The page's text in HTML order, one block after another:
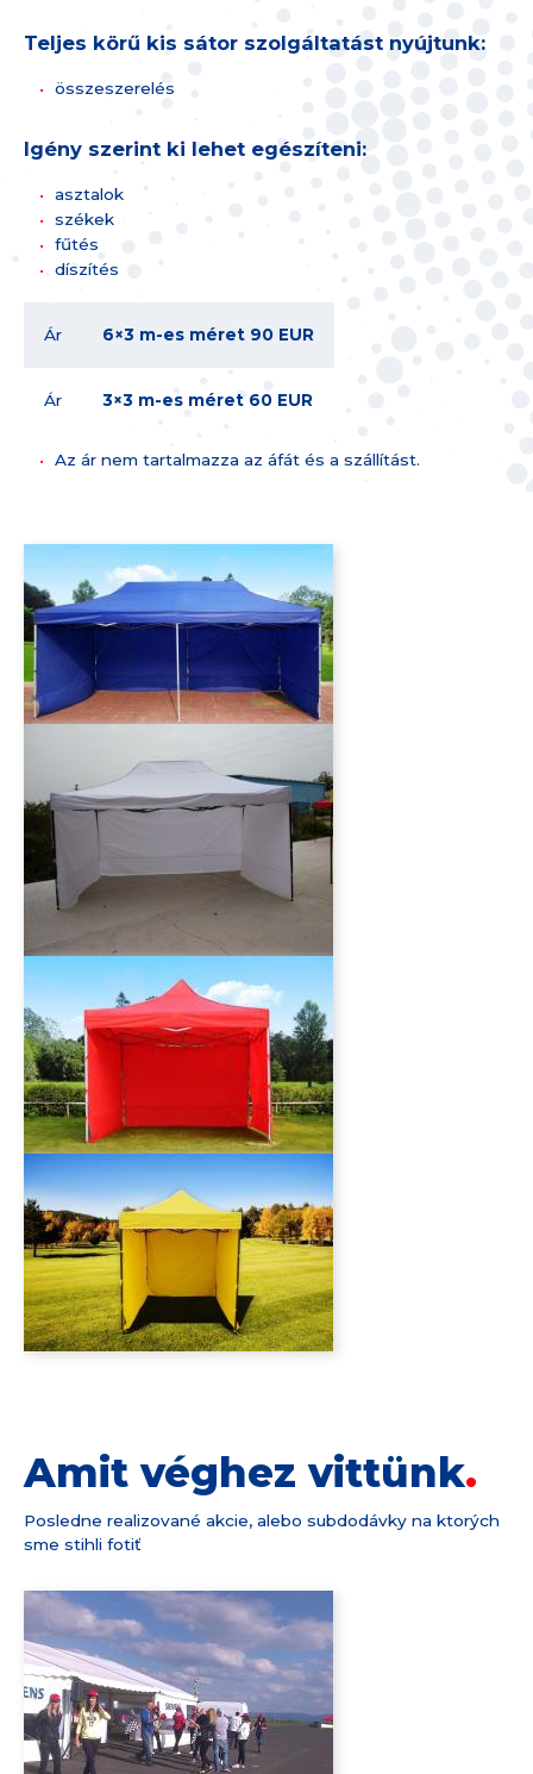
Teljes körű kis sátor szolgáltatást nyújtunk:
összeszerelés
Igény szerint ki lehet egészíteni:
asztalok
székek
fűtés
díszítés
Ár 6×3 m-es méret 90 EUR
Ár 3×3 m-es méret 60 EUR
Az ár nem tartalmazza az áfát és a szállítást.
Amit véghez vittünk
Posledne realizované akcie, alebo subdodávky na ktorých
sme stihli fotiť